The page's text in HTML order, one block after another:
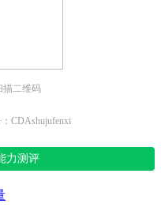
描二维码
CDAshujufenxi
力测评